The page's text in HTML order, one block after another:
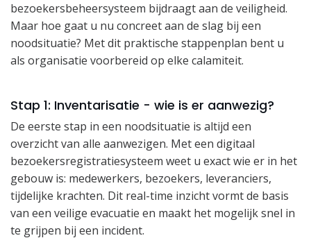
bezoekersbeheersysteem bijdraagt aan de veiligheid.
Maar hoe gaat u nu concreet aan de slag bij een
noodsituatie? Met dit praktische stappenplan bent u
als organisatie voorbereid op elke calamiteit.
Stap 1: Inventarisatie - wie is er aanwezig?
De eerste stap in een noodsituatie is altijd een
overzicht van alle aanwezigen. Met een digitaal
bezoekersregistratiesysteem weet u exact wie er in het
gebouw is: medewerkers, bezoekers, leveranciers,
tijdelijke krachten. Dit real-time inzicht vormt de basis
van een veilige evacuatie en maakt het mogelijk snel in
te grijpen bij een incident.